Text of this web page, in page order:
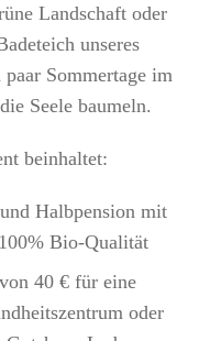
Landschaft oder
unseres
paar Sommertage im
Seele baumeln.
beinhaltet:
Halbpension mit
Bio-Qualität
40 € für eine
oder